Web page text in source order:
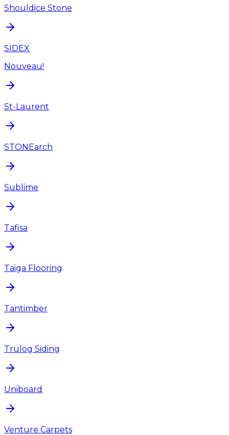
Shouldice Stone
SIDEX
Nouveau!
St-Laurent
STONEarch
Sublime
Tafisa
Taiga Flooring
Tantimber
Trulog Siding
Uniboard
Venture Carpets